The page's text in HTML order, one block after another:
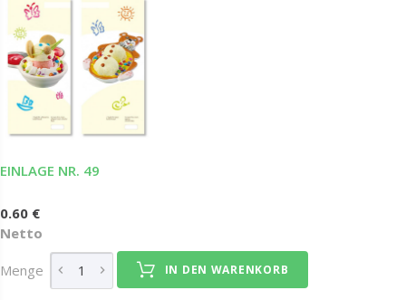
EINLAGE NR. 49
0.60 €
Netto
Menge IN DEN WARENKORB